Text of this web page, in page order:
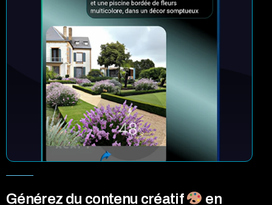
Générez du contenu créatif en